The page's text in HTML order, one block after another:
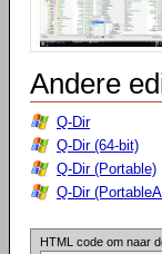
Andere
Q-Dir
Q-Dir (64-bit)
Q-Dir (Portable)
Q-Dir
HTML code om naar